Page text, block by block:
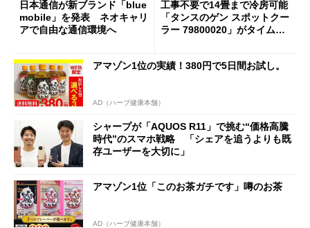
日本通信が新ブランド「blue
mobile」を発表 ネオキャリ
アで自由な通信環境へ
工事不要で14畳まで冷房可能
「タンスのゲン スポットクー
ラー 79800020」がタイムセ
アマゾン1位の実績！380円で5日間お試し。
AD（ハーブ健康本舗）
シャープが「AQUOS R11」で挑む“価格高騰
時代”のスマホ戦略 「シェアを追うよりも既
存ユーザーを大切に」
アマゾン1位「このお茶ガチです」噂のお茶
AD（ハーブ健康本舗）